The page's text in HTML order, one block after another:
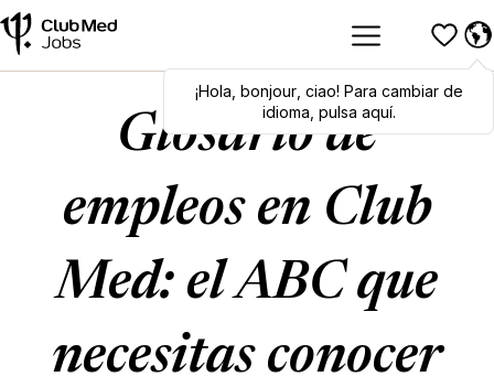
Hola,bonjour,ciao! To switch
languages, click here!
¡Hola bonjour, ciao! Para cambiar de
idioma, pulsa aquí.
Glosario de
empleos en Club
Med: el ABC que
necesitas conocer